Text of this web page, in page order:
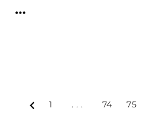
Prev
1 ... 74 75